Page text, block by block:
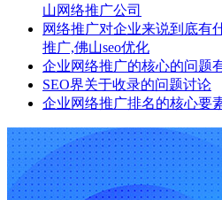
山网络推广公司
网络推广对企业来说到底有
推广,佛山seo优化
企业网络推广的核心的问题
SEO界关于收录的问题讨论
企业网络推广排名的核心要